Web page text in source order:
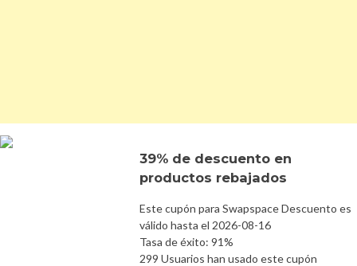
39% de descuento en
productos rebajados
Este cupón para Swapspace Descuento es
válido hasta el 2026-08-16
Tasa de éxito: 91%
299 Usuarios han usado este cupón